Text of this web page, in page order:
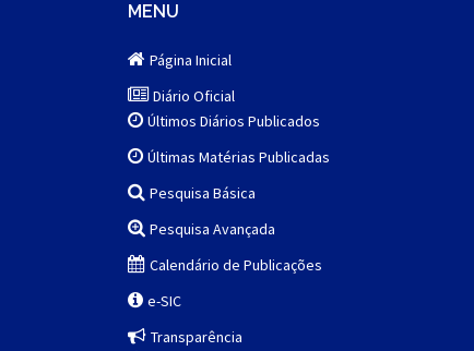
MENU
Página Inicial
Diário Oficial
Últimos Diários Publicados
Últimas Matérias Publicadas
Pesquisa Básica
Pesquisa Avançada
Calendário de Publicações
e-SIC
Transparência